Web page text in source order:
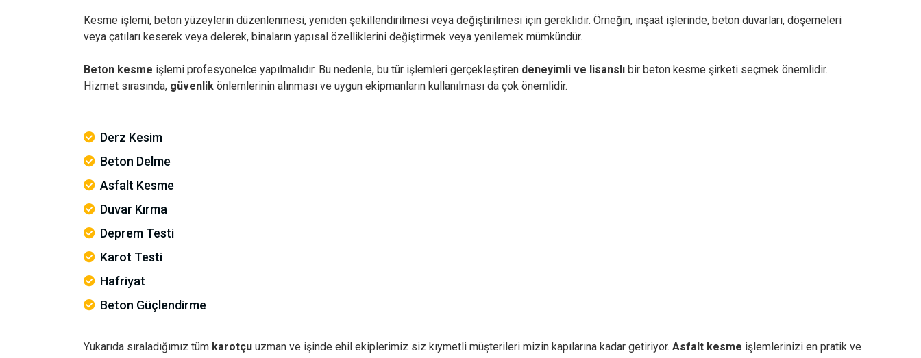
Kesme işlemi, beton yüzeylerin düzenlenmesi, yeniden şekillendirilmesi veya değiştirilmesi için gereklidir. Örneğin, inşaat işlerinde, beton duvarları, döşemeleri
veya çatıları keserek veya delerek, binaların yapısal özelliklerini değiştirmek veya yenilemek mümkündür.
Beton kesme işlemi profesyonelce yapılmalıdır. Bu nedenle, bu tür işlemleri gerçekleştiren deneyimli ve lisanslı bir beton kesme şirketi seçmek önemlidir.
Hizmet sırasında, güvenlik önlemlerinin alınması ve uygun ekipmanların kullanılması da çok önemlidir.
Derz Kesim
Beton Delme
Asfalt Kesme
Duvar Kırma
Deprem Testi
Karot Testi
Hafriyat
Beton Güçlendirme
Yukarıda sıraladığımız tüm karotçu uzman ve işinde ehil ekiplerimiz siz kıymetli müşterileri mizin kapılarına kadar getiriyor. Asfalt kesme işlemlerinizi en pratik ve